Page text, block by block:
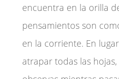
encuentra en la orilla
pensamientos son
en la corriente. En
atrapar todas las